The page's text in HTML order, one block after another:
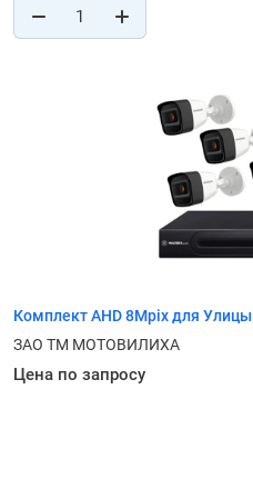
Комплект AHD 8Mpix для Улицы
ЗАО ТМ МОТОВИЛИХА
Цена по запросу